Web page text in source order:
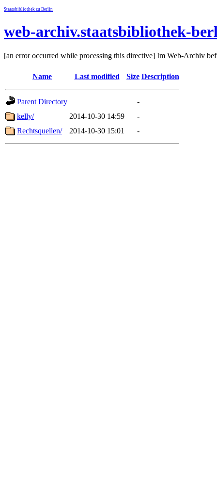
Staatsbibliothek zu Berlin
web-archiv.staatsbibliothek-
[an error occurred while processing this directive] Im Web-Archiv
Name Last modified Size Description
Parent Directory
-
kelly/
2014-10-30 14:59
-
Rechtsquellen/
2014-10-30 15:01 -